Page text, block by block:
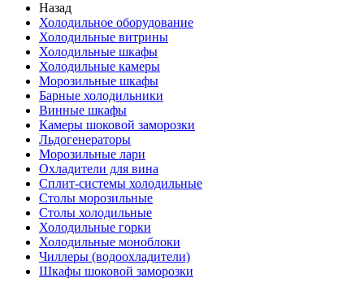
Назад
Холодильное оборудование
Холодильные витрины
Холодильные шкафы
Холодильные камеры
Морозильные шкафы
Барные холодильники
Винные шкафы
Камеры шоковой заморозки
Льдогенераторы
Морозильные лари
Охладители для вина
Сплит-системы холодильные
Столы морозильные
Столы холодильные
Холодильные горки
Холодильные моноблоки
Чиллеры (водоохладители)
Шкафы шоковой заморозки